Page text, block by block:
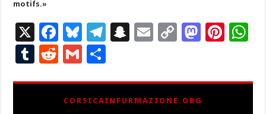
motifs.»
X
F
ac
e
b
o
Bl
u
es
ky
T
gr
a
S
p
c
E
l
C
y
Li
M
d
Pi
es
T
R
d
G
ai ta
CORSICAINFURMAZIONE.ORG